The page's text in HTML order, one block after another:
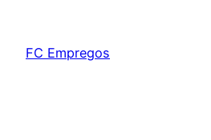
FC Empregos